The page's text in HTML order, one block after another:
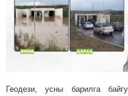
МЭДЭХҮЙ
ТЕХНОЛОГИ
ЭРДЭНЭТ
ТОЙРОНД
Геодези, усны барилга